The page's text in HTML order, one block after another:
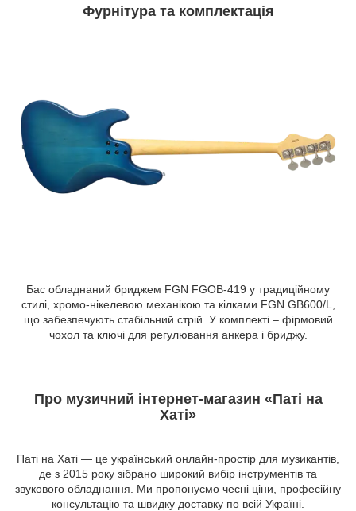
Фурнітура та комплектація
Бас обладнаний бриджем FGN FGOB-419 у традиційному
стилі, хромо-нікелевою механікою та кілками FGN GB600/L,
що забезпечують стабільний стрій. У комплекті – фірмовий
чохол та ключі для регулювання анкера і бриджу.
Про музичний інтернет-магазин «Паті на
Хаті»
Паті на Хаті — це український онлайн-простір для музикантів,
де з 2015 року зібрано широкий вибір інструментів та
звукового обладнання. Ми пропонуємо чесні ціни, професійну
консультацію та швидку доставку по всій Україні.